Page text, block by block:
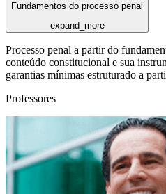
Fundamentos do processo penal
expand_more
Processo penal a partir do
conteúdo constitucional e sua
garantias mínimas estruturado a
Professores